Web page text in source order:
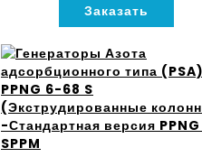
Заказать